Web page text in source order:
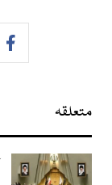
متعلقہ